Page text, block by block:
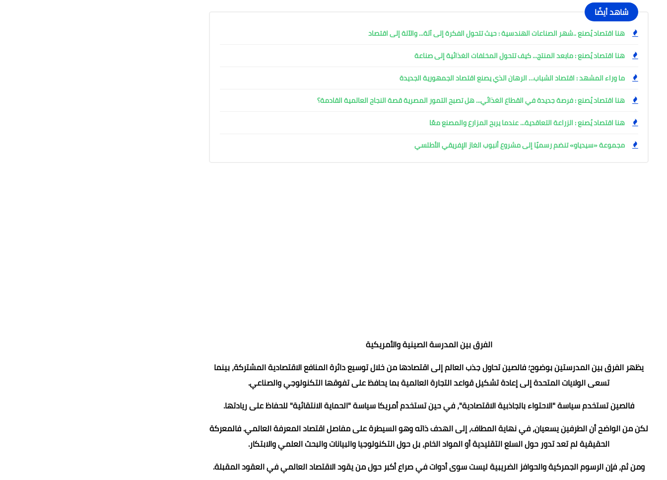
شاهد أيضًا
هنا اقتصاد يُصنع ..شهر الصناعات الهندسية : حيث تتحول الفكرة إلى آلة... والآلة إلى اقتصاد
هنا اقتصاد يُصنع : مابعد المنتج... كيف تتحول المخلفات الغذائية إلى صناعة
ما وراء المشهد : اقتصاد الشباب… الرهان الذي يصنع اقتصاد الجمهورية الجديدة
هنا اقتصاد يُصنع : فرصة جديدة في القطاع الغذائي... هل تصبح التمور المصرية قصة النجاح العالمية القادمة؟
هنا اقتصاد يُصنع : الزراعة التعاقدية... عندما يربح المزارع والمصنع معًا
مجموعة «سيدياو» تنضم رسميًا إلى مشروع أنبوب الغاز الإفريقي الأطلسي
الفرق بين المدرسة الصينية والأمريكية
يظهر الفرق بين المدرستين بوضوح؛ فالصين تحاول جذب العالم إلى اقتصادها من خلال توسيع دائرة المنافع الاقتصادية المشتركة، بينما
تسعى الولايات المتحدة إلى إعادة تشكيل قواعد التجارة العالمية بما يحافظ على تفوقها التكنولوجي والصناعي.
فالصين تستخدم سياسة "الاحتواء بالجاذبية الاقتصادية"، في حين تستخدم أمريكا سياسة "الحماية الانتقائية" للحفاظ على ريادتها.
لكن من الواضح أن الطرفين يسعيان، في نهاية المطاف، إلى الهدف ذاته وهو السيطرة على مفاصل اقتصاد المعرفة العالمي. فالمعركة
الحقيقية لم تعد تدور حول السلع التقليدية أو المواد الخام، بل حول التكنولوجيا والبيانات والبحث العلمي والابتكار.
ومن ثم، فإن الرسوم الجمركية والحوافز الضريبية ليست سوى أدوات في صراع أكبر حول من يقود الاقتصاد العالمي في العقود المقبلة.